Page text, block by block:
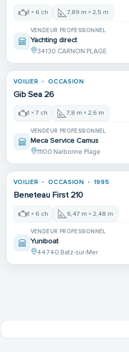
1 × 6 ch 7,89 m × 2,5 m
VENDEUR PROFESSIONNEL
Yachting direct
34130 CARNON PLAGE
VOILIER OCCASION
Gib Sea 26
1 × 7 ch 7,8 m × 2,6 m
VENDEUR PROFESSIONNEL
Meca Service Camus
11100 Narbonne Plage
VOILIER OCCASION 1995
Beneteau First 210
1 × 6 ch 6,47 m × 2,48 m
VENDEUR PROFESSIONNEL
Yuniboat
44740 Batz-sur-Mer